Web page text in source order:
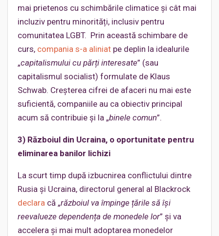
mai prietenos cu schimbările climatice și cât mai
incluziv pentru minorități, inclusiv pentru
comunitatea LGBT. Prin această schimbare de
curs, compania s-a aliniat pe deplin la idealurile
„capitalismului cu părți interesate” (sau
capitalismul socialist) formulate de Klaus
Schwab. Creșterea cifrei de afaceri nu mai este
suficientă, companiile au ca obiectiv principal
acum să contribuie și la „binele comun”.
3) Războiul din Ucraina, o oportunitate pentru
eliminarea banilor lichizi
La scurt timp după izbucnirea conflictului dintre
Rusia și Ucraina, directorul general al Blackrock
declara că „războiul va împinge țările să își
reevalueze dependența de monedele lor” și va
accelera și mai mult adoptarea monedelor